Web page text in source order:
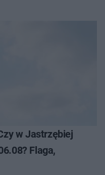
w Jastrzębiej
Flaga,